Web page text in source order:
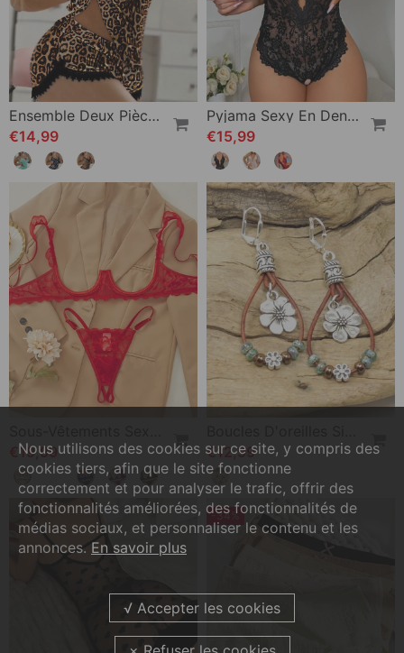
Ensemble Deux Pièces Soutien-Gorge À Bretelles Décontracté
€14,99
Pyjama Sexy En Dentelle À Entrejambe Ouvert
€15,99
€19,99
€12,99
-34%
Nous utilisons des cookies sur ce site, y compris des
cookies tiers, afin que le site fonctionne
correctement et pour analyser le trafic, offrir des
fonctionnalités améliorées, des fonctionnalités de
médias sociaux, et personnaliser le contenu et les
annonces. En savoir plus